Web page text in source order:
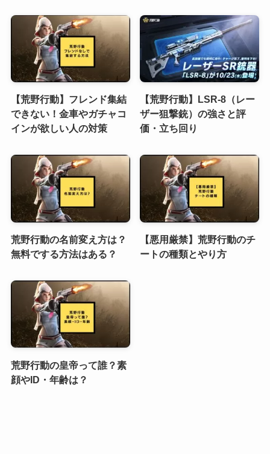
【荒野行動】フレンド集結
できない！金車やガチャコ
インが欲しい人の対策
【荒野行動】LSR-8（レー
ザー狙撃銃）の強さと評
価・立ち回り
荒野行動の名前変え方は？
無料でする方法はある？
【悪用厳禁】荒野行動のチ
ートの種類とやり方
荒野行動の皇帝って誰？素
顔やID・年齢は？